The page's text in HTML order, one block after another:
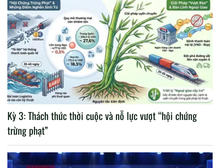
Kỳ 3: Thách thức thời cuộc và nỗ lực vượt “hội chứng
trừng phạt”